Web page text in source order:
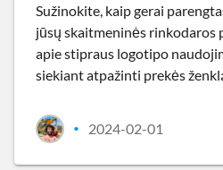
Sužinokite, kaip gerai
jūsų skaitmeninės rinkodaros
apie stipraus logotipo
siekiant atpažinti prekės
• 2024-02-01